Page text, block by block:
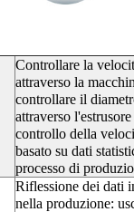
Controllare la
attraverso la
controllare il
attraverso
controllo della
basato su dati
processo di
Riflessione dei dati
nella produzione: